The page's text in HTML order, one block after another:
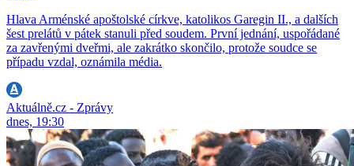
Hlava Arménské apoštolské církve, katolikos Garegin II., a dalších
šest prelátů v pátek stanuli před soudem. První jednání, uspořádané
za zavřenými dveřmi, ale zakrátko skončilo, protože soudce se
případu vzdal, oznámila média.
Aktuálně.cz - Zprávy
dnes, 19:30